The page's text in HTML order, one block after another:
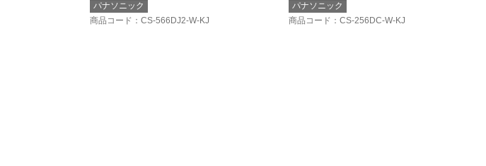
パナソニック
商品コード ：CS-566DJ2-W-KJ
パナソニック
商品コード ：CS-256DC-W-KJ